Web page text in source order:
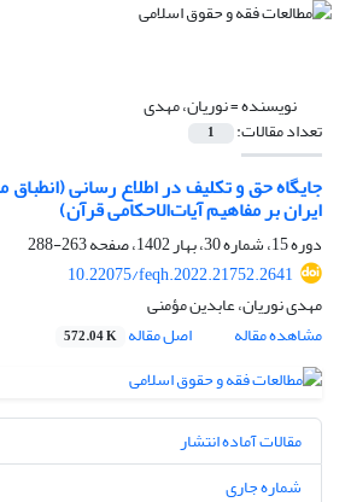
نویسنده =نوریان، مهدی
تعداد مقالات: 1
جایگاه حق و تکلیف در اطلاع رسانی
ایران بر مفاهیم آیات‌الاحکامی قرآن)
دوره 15، شماره 30، بهار 1402، صفحه
263-288
10.22075/feqh.2022.21752.2641
مهدی نوریان، عابدین مؤمنی
مشاهده مقاله
اصل مقاله 572.04 K
مقالات آماده انتشار
شماره جاری